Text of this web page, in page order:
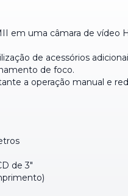
em uma câmara de vídeo
de acessórios
de foco.
a operação manual e
de 3"